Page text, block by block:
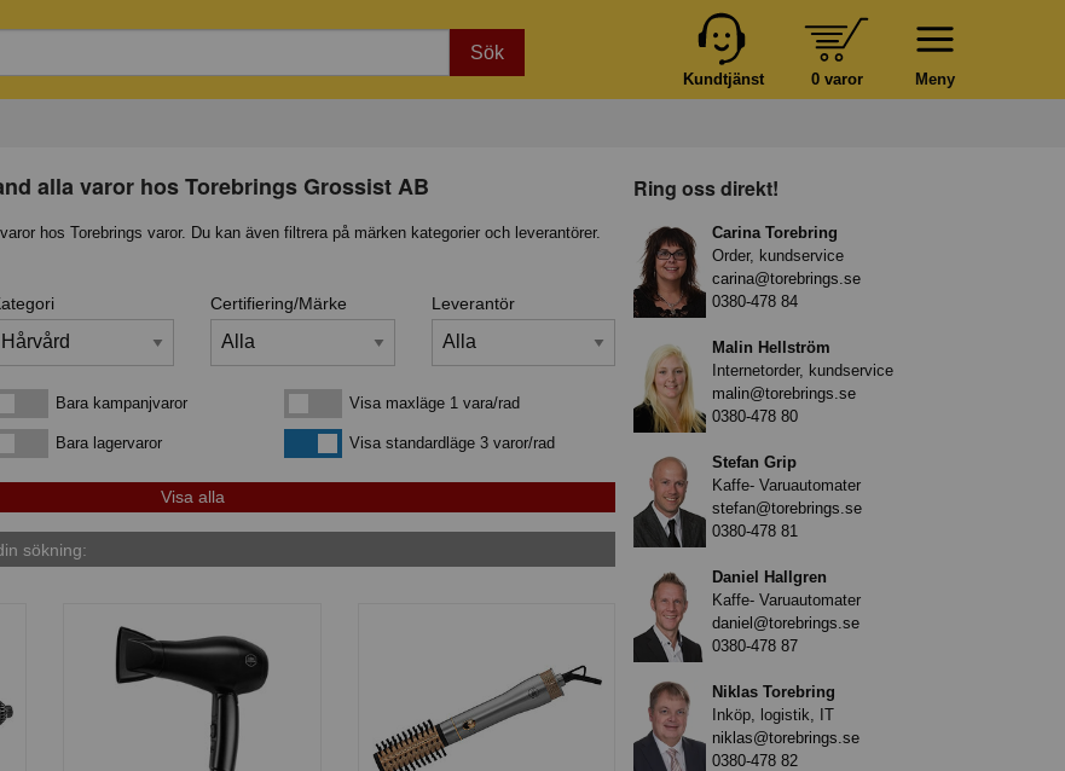
Sök
Meny
0 varor
Kundtjänst
alla varor hos Torebrings Grossist AB
hos Torebrings varor. Du kan även filtrera på märken kategorier och leverantörer.
Certifiering/Märke Leverantör
kampanjvaror
Bara kampanjvaror
lagervarorBara lagervaror
Visa maxläge 1 vara/rad
Visa maxläge 1 vara/rad
Visa standardlägeVisa standardläge 3 varor/rad
sökning:
Ring oss direkt!
Carina Torebring
Order, kundservice
carina@torebrings.se
0380-478 84
Malin Hellström
Internetorder, kundservice
malin@torebrings.se
0380-478 80
Stefan Grip
Kaffe- Varuautomater
stefan@torebrings.se
0380-478 81
Daniel Hallgren
Kaffe- Varuautomater
daniel@torebrings.se
0380-478 87
Niklas Torebring
Inköp, logistik, IT
niklas@torebrings.se
0380-478 82